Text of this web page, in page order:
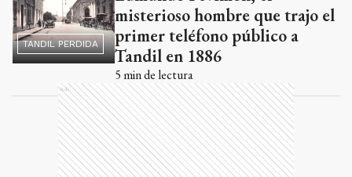
TANDIL PERDIDA
misterioso hombre que trajo el
primer teléfono público a
Tandil en 1886
5 min de lectura
Ads